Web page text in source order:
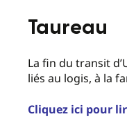
Taureau
La fin du transit
liés au logis, à la
Cliquez ici pour